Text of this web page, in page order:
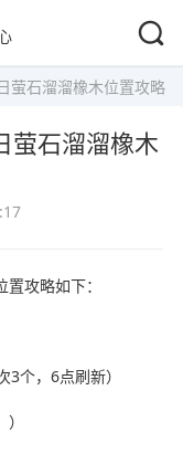
萤石溜溜橡木位置攻略
萤石溜溜橡木
攻略如下：
个，6点刷新）